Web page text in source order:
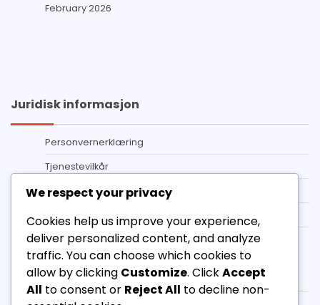
February 2026
Juridisk informasjon
Personvernerklæring
Tjenestevilkår
Ta kontakt
Informasjonskapsler og sporing
Vår historie
Kategorier
We respect your privacy
Cookies help us improve your experience,
deliver personalized content, and analyze
traffic. You can choose which cookies to
allow by clicking Customize. ClickAccept
All to consent or Reject All to decline non-